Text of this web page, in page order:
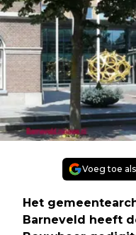
Voeg toe
Het
Barneveld heeft